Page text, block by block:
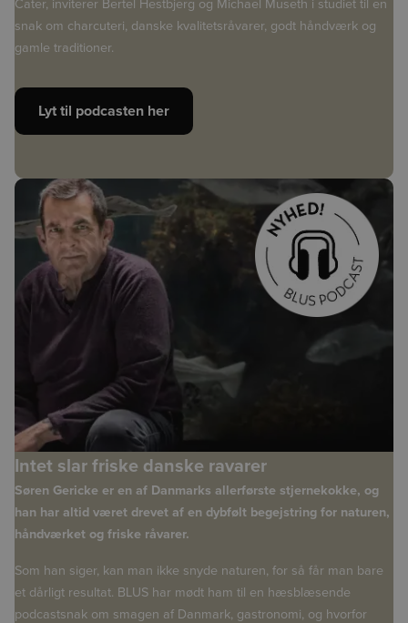
Cater, inviterer Bertel Hestbjerg og Michael Museth i studiet til en
snak om charcuteri, danske kvalitetsråvarer, godt håndværk og
gamle traditioner.
Lyt til podcasten her
Intet slar friske danske ravarer
Søren Gericke er en af Danmarks allerførste stjernekokke, og
han har altid været drevet af en dybfølt begejstring for naturen,
håndværket og friske råvarer.
Som han siger, kan man ikke snyde naturen, for så får man bare
et dårligt resultat. BLUS har mødt ham til en hæsblæsende
podcastsnak om smagen af Danmark, gastronomi, og hvorfor